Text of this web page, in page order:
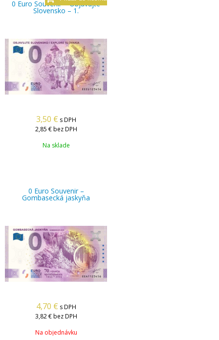
0 Euro Souvenir – Objavujte
Slovensko – 1.
3,50 € s DPH
2,85 € bez DPH
Na sklade
0 Euro Souvenir –
Gombasecká jaskyňa
4,70 € s DPH
3,82 € bez DPH
Na objednávku